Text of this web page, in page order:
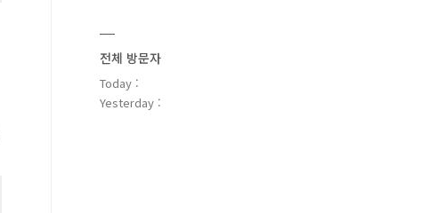
전체 방문자
Today :
Yesterday :